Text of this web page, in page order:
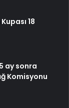
18
ay sonra
Komisyonu